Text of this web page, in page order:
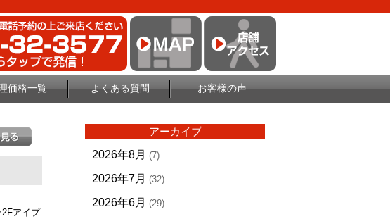
価格一覧 よくある質問 お客様の声
2Fアイプ
アーカイブ
2026年8月 (7)
2026年7月 (32)
2026年6月 (29)